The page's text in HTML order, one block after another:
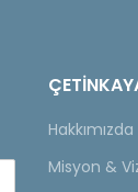
Hakkımızda
Misyon &